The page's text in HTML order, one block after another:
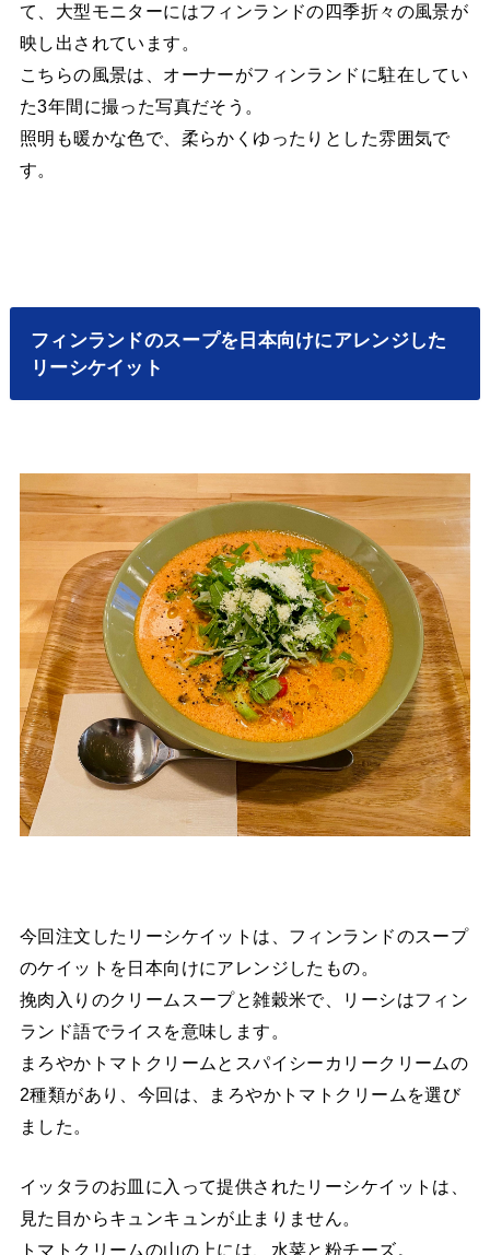
て、大型モニターにはフィンランドの四季折々の風景が
映し出されています。
こちらの風景は、オーナーがフィンランドに駐在してい
た3年間に撮った写真だそう。
照明も暖かな色で、柔らかくゆったりとした雰囲気で
す。
フィンランドのスープを日本向けにアレンジした
リーシケイット
今回注文したリーシケイットは、フィンランドのスープ
のケイットを日本向けにアレンジしたもの。
挽肉入りのクリームスープと雑穀米で、リーシはフィン
ランド語でライスを意味します。
まろやかトマトクリームとスパイシーカリークリームの
2種類があり、今回は、まろやかトマトクリームを選び
ました。
イッタラのお皿に入って提供されたリーシケイットは、
見た目からキュンキュンが止まりません。
トマトクリームの山の上には、水菜と粉チーズ。